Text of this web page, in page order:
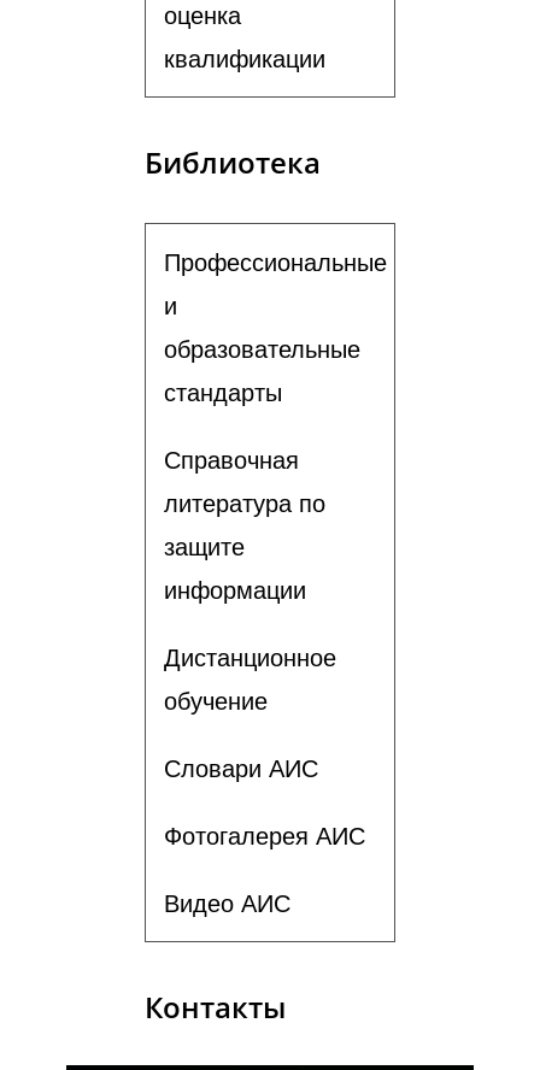
оценка
квалификации
Библиотека
Профессиональные
и
образовательные
стандарты
Справочная
литература по
защите
информации
Дистанционное
обучение
Словари АИС
Фотогалерея АИС
Видео АИС
Контакты